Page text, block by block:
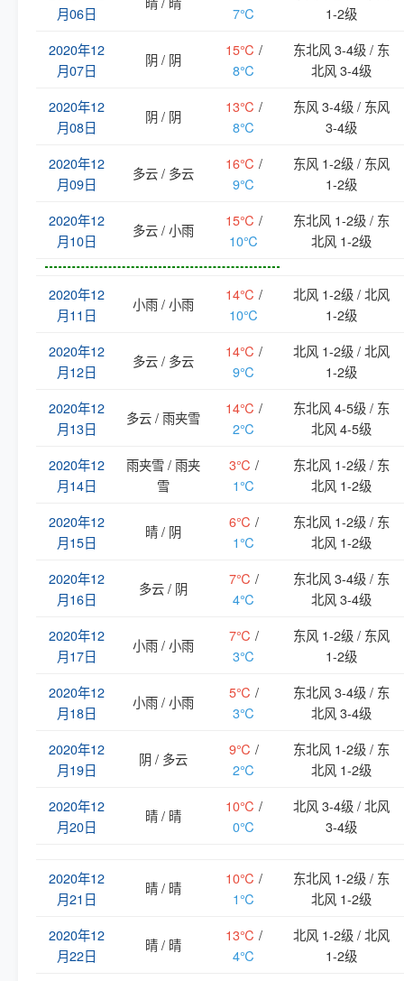
月06日
7℃
1-2级
2020年12
月07日
阴 / 阴
15℃ /
8℃
东北风 3-4级 / 东
北风 3-4级
2020年12
月08日
阴 / 阴
13℃ /
8℃
东风 3-4级 / 东风
3-4级
2020年12
月09日
多云 / 多云
16℃ /
9℃
东风 1-2级 / 东风
1-2级
2020年12
月10日
多云 / 小雨
15℃ /
10℃
东北风 1-2级 / 东
北风 1-2级
2020年12
月11日
小雨 / 小雨
14℃ /
10℃
北风 1-2级 / 北风
1-2级
2020年12
月12日
多云 / 多云
14℃ /
9℃
北风 1-2级 / 北风
1-2级
2020年12
月13日
多云 / 雨夹雪
14℃ /
2℃
东北风 4-5级 / 东
北风 4-5级
2020年12
月14日
雨夹雪 / 雨夹
雪
3℃ /
1℃
东北风 1-2级 / 东
北风 1-2级
2020年12
月15日
晴 / 阴
6℃ /
1℃
东北风 1-2级 / 东
北风 1-2级
2020年12
月16日
多云 / 阴
7℃ /
4℃
东北风 3-4级 / 东
北风 3-4级
2020年12
月17日
小雨 / 小雨
7℃ /
3℃
东风 1-2级 / 东风
1-2级
2020年12
月18日
小雨 / 小雨
5℃ /
3℃
东北风 3-4级 / 东
北风 3-4级
2020年12
月19日
阴 / 多云
9℃ /
2℃
东北风 1-2级 / 东
北风 1-2级
2020年12
月20日
晴 / 晴
10℃ /
0℃
北风 3-4级 / 北风
3-4级
2020年12
月21日
晴 / 晴
10℃ /
1℃
东北风 1-2级 / 东
北风 1-2级
2020年12
月22日
晴 / 晴
13℃ /
4℃
北风 1-2级 / 北风
1-2级